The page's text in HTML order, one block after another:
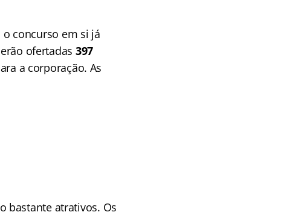
concurso em si já
ofertadas 397
a corporação. As
bastante atrativos. Os